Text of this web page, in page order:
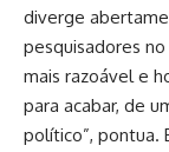
diverge
pesquisadores
mais razoável e
para acabar, de
político”, pontua.